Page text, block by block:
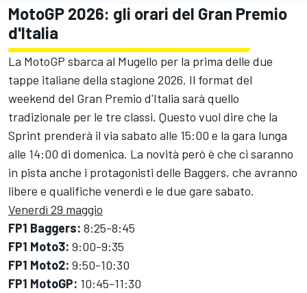
MotoGP 2026: gli orari del Gran Premio
d'Italia
La MotoGP sbarca al Mugello per la prima delle due
tappe italiane della stagione 2026. Il format del
weekend del Gran Premio d'Italia sarà quello
tradizionale per le tre classi. Questo vuol dire che la
Sprint prenderà il via sabato alle 15:00 e la gara lunga
alle 14:00 di domenica. La novità però è che ci saranno
in pista anche i protagonisti delle Baggers, che avranno
libere e qualifiche venerdì e le due gare sabato.
Venerdì 29 maggio
FP1 Baggers: 8:25-8:45
FP1 Moto3: 9:00-9:35
FP1 Moto2: 9:50-10:30
FP1 MotoGP: 10:45-11:30